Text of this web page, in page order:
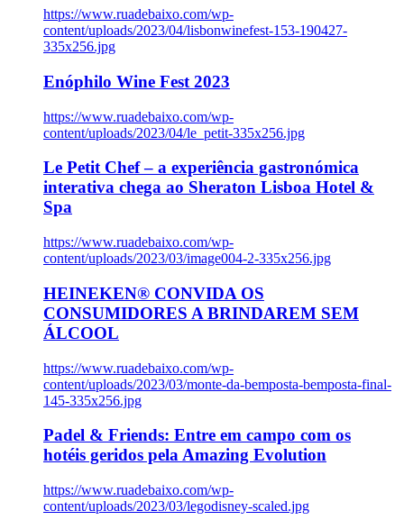
https://www.ruadebaixo.com/wp-
content/uploads/2023/04/lisbonwinefest-153-190427-
335x256.jpg
Enóphilo Wine Fest 2023
https://www.ruadebaixo.com/wp-
content/uploads/2023/04/le_petit-335x256.jpg
Le Petit Chef – a experiência gastronómica
interativa chega ao Sheraton Lisboa Hotel &
Spa
https://www.ruadebaixo.com/wp-
content/uploads/2023/03/image004-2-335x256.jpg
HEINEKEN® CONVIDA OS
CONSUMIDORES A BRINDAREM SEM
ÁLCOOL
https://www.ruadebaixo.com/wp-
content/uploads/2023/03/monte-da-bemposta-bemposta-final-
145-335x256.jpg
Padel & Friends: Entre em campo com os
hotéis geridos pela Amazing Evolution
https://www.ruadebaixo.com/wp-
content/uploads/2023/03/legodisney-scaled.jpg